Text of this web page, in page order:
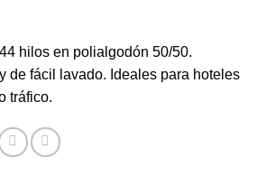
hilos en polialgodón 50/50.
de fácil lavado. Ideales para hoteles
tráfico.